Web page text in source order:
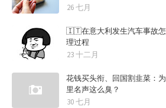
26 七月
🇮🇹在意大利发生汽车事故怎
理过程
23 十二月
花钱买头衔、回国割韭菜：
里名声这么臭？
30 七月